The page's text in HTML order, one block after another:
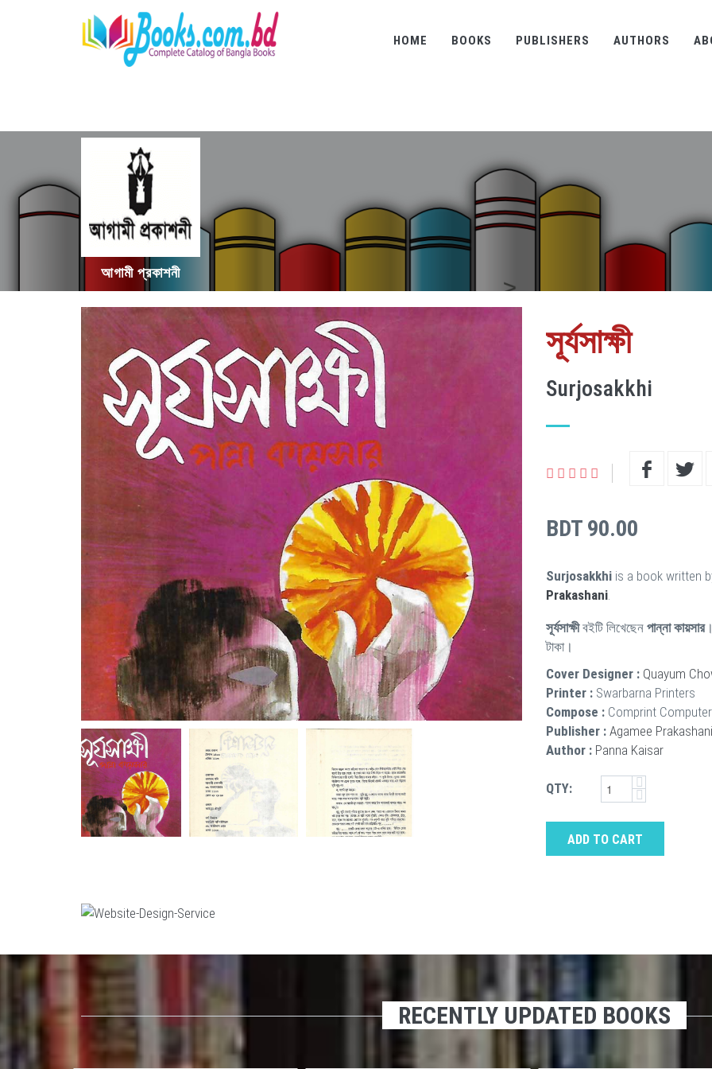
HOME BOOKS PUBLISHERS AUTHORS
আগামী প্রকাশনী
সূর্যসাক্ষী
Surjosakkhi
BDT 90.00
Surjosakkhi is a book written
Prakashani.
সূর্যসাক্ষীবইটি লিখেছেন পান্না কায়সার
টাকা।
Cover Designer : Quayum
Printer : Swarbarna Printers
Compose : Comprint
Publisher : Agamee Prakashani
Author : Panna Kaisar
QTY:
ADD TO CART
RECENTLY UPDATED BOOKS